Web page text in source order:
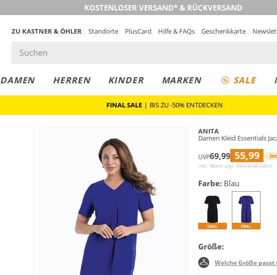
KOSTENLOSER VERSAND* & RÜCKVERSAND
ZU KASTNER & ÖHLER Standorte PlusCard Hilfe & FAQs Geschenkkarte
DAMEN HERREN KINDER MARKEN SALE
RESERVE
FINAL SALE | BIS ZU -50% ENTDECKEN
ANITA
Damen Kleid Essentials
UVP69,99 55,99
inkl. Mwst zzgl. Versandkosten
Farbe: Blau
DEAL DEAL
Größe:
Welche Größe passt